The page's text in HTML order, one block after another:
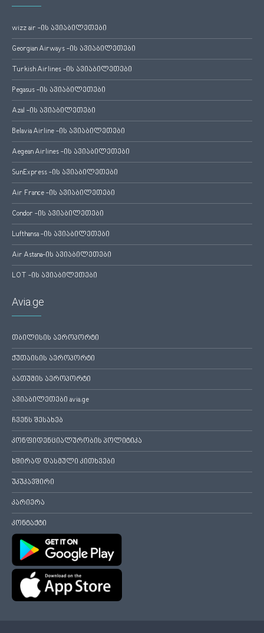
wizz air -ის ავიაბილეთები
Georgian Airways -ის ავიაბილეთები
Turkish Airlines -ის ავიაბილეთები
Pegasus -ის ავიაბილეთები
Azal -ის ავიაბილეთები
Belavia Airline -ის ავიაბილეთები
Aegean Airlines -ის ავიაბილეთები
SunExpress -ის ავიაბილეთები
Air France -ის ავიაბილეთები
Condor -ის ავიაბილეთები
Lufthansa -ის ავიაბილეთები
Air Astana-ის ავიაბილეთები
LOT -ის ავიაბილეთები
Avia.ge
თბილისის აეროპორტი
ქუთაისის აეროპორტი
ბათუმის აეროპორტი
ავიაბილეთები avia.ge
ჩვენს შესახებ
კონფიდენციალურობის პოლიტიკა
ხშირად დასმული კითხვები
უკუკავშირი
კარიერა
კონტაქტი